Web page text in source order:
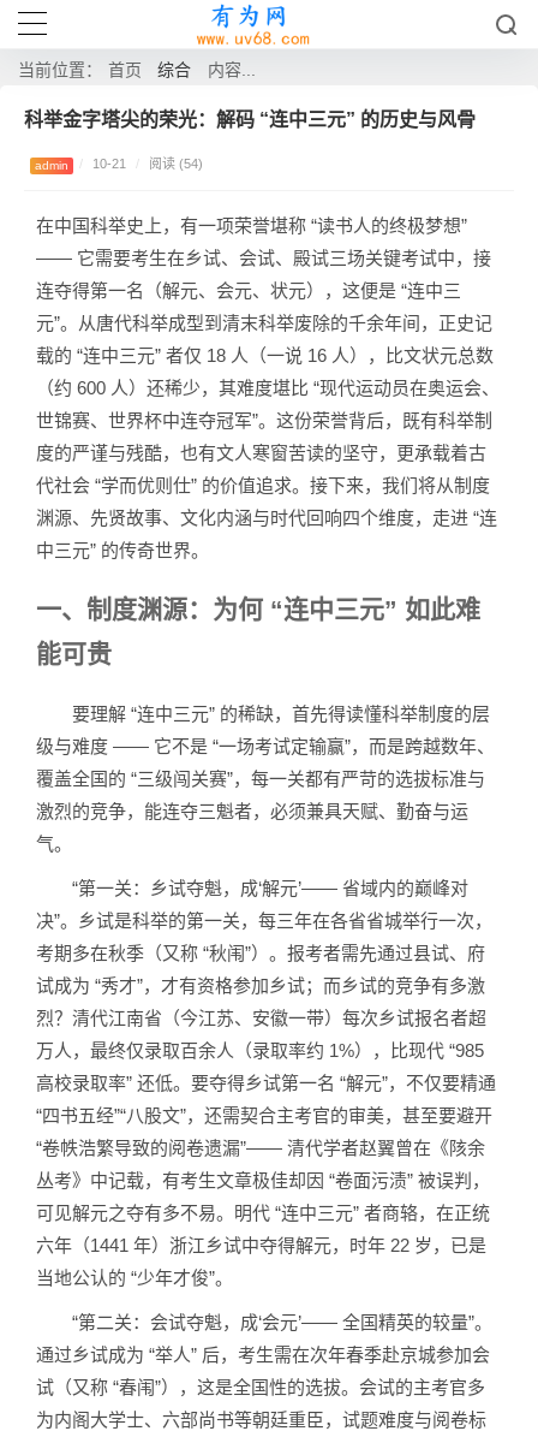
当前位置： 首页 综合 内容...
科举金字塔尖的荣光：解码 “连中三元” 的历史与风骨
admin / 10-21 / 阅读 (54)
在中国科举史上，有一项荣誉堪称 “读书人的终极梦想”
—— 它需要考生在乡试、会试、殿试三场关键考试中，接
连夺得第一名（解元、会元、状元），这便是 “连中三
元”。从唐代科举成型到清末科举废除的千余年间，正史记
载的 “连中三元” 者仅 18 人（一说 16 人），比文状元总数
（约 600 人）还稀少，其难度堪比 “现代运动员在奥运会、
世锦赛、世界杯中连夺冠军”。这份荣誉背后，既有科举制
度的严谨与残酷，也有文人寒窗苦读的坚守，更承载着古
代社会 “学而优则仕” 的价值追求。接下来，我们将从制度
渊源、先贤故事、文化内涵与时代回响四个维度，走进 “连
中三元” 的传奇世界。
一、制度渊源：为何 “连中三元” 如此难
能可贵
要理解 “连中三元” 的稀缺，首先得读懂科举制度的层
级与难度 —— 它不是 “一场考试定输赢”，而是跨越数年、
覆盖全国的 “三级闯关赛”，每一关都有严苛的选拔标准与
激烈的竞争，能连夺三魁者，必须兼具天赋、勤奋与运
气。
“第一关：乡试夺魁，成‘解元’—— 省域内的巅峰对
决”。乡试是科举的第一关，每三年在各省省城举行一次，
考期多在秋季（又称 “秋闱”）。报考者需先通过县试、府
试成为 “秀才”，才有资格参加乡试；而乡试的竞争有多激
烈？清代江南省（今江苏、安徽一带）每次乡试报名者超
万人，最终仅录取百余人（录取率约 1%），比现代 “985
高校录取率” 还低。要夺得乡试第一名 “解元”，不仅要精通
“四书五经”“八股文”，还需契合主考官的审美，甚至要避开
“卷帙浩繁导致的阅卷遗漏”—— 清代学者赵翼曾在《陔余
丛考》中记载，有考生文章极佳却因 “卷面污渍” 被误判，
可见解元之夺有多不易。明代 “连中三元” 者商辂，在正统
六年（1441 年）浙江乡试中夺得解元，时年 22 岁，已是
当地公认的 “少年才俊”。
“第二关：会试夺魁，成‘会元’—— 全国精英的较量”。
通过乡试成为 “举人” 后，考生需在次年春季赴京城参加会
试（又称 “春闱”），这是全国性的选拔。会试的主考官多
为内阁大学士、六部尚书等朝廷重臣，试题难度与阅卷标